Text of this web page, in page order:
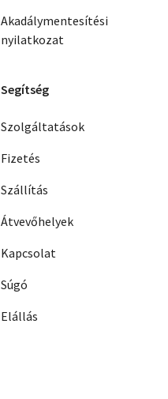
Akadálymentesítési
nyilatkozat
Segítség
Szolgáltatások
Fizetés
Szállítás
Átvevőhelyek
Kapcsolat
Súgó
Elállás